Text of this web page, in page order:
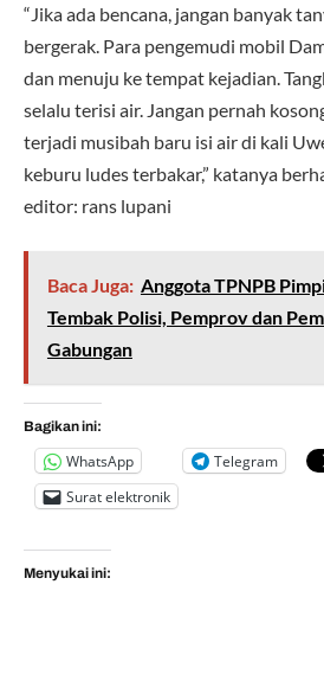
“Jika ada bencana, jangan banyak
bergerak. Para pengemudi mobil
dan menuju ke tempat kejadian.
selalu terisi air. Jangan pernah
terjadi musibah baru isi air di kali
keburu ludes terbakar,” katanya
editor: rans lupani
Baca Juga: Anggota TPNPB
Tembak Polisi, Pemprov dan
Gabungan
Bagikan ini:
WhatsApp
Telegram
Surat elektronik
Menyukai ini: